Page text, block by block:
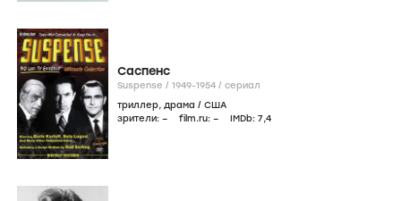
Саспенс
Suspense / 1949-1954 / сериал
триллер, драма / США
зрители: – film.ru: – IMDb: 7,4